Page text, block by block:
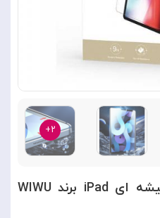
۲+
محافظ صفحه نمایش شیشه ای iPad برند WIWU